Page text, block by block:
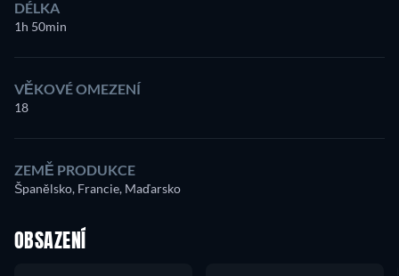
DÉLKA
1h 50min
VĚKOVÉ OMEZENÍ
18
ZEMĚ PRODUKCE
Španělsko, Francie, Maďarsko
OBSAZENÍ